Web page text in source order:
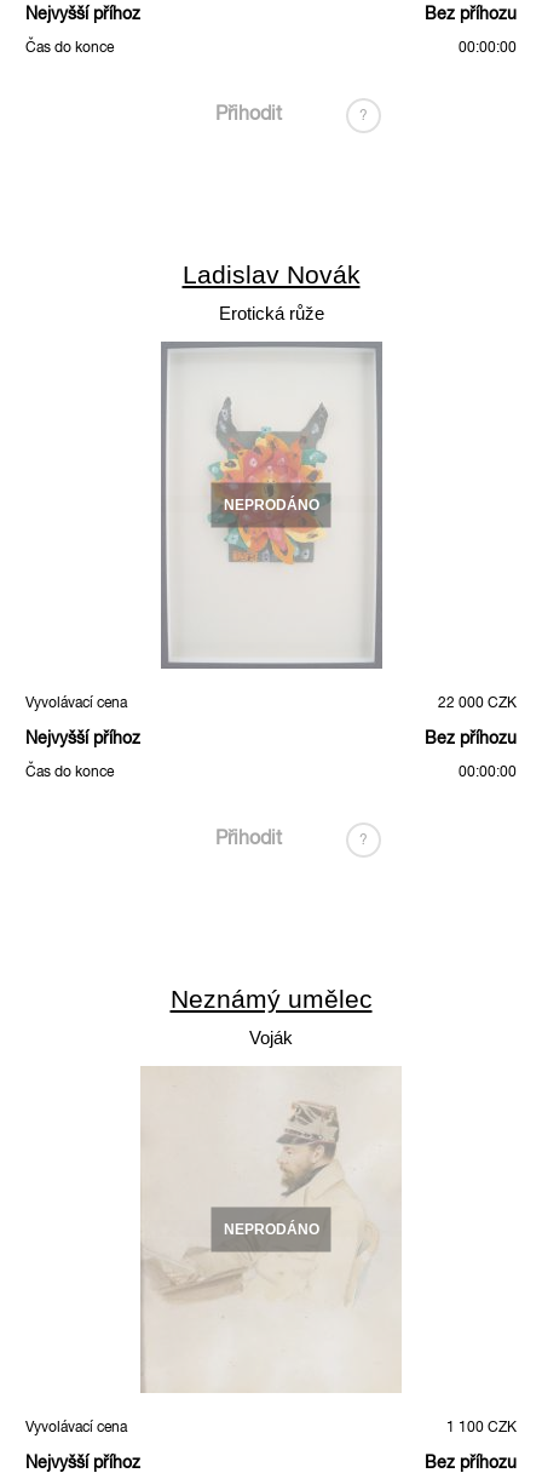
Nejvyšší příhoz Bez příhozu
Čas do konce 00:00:00
Přihodit ?
Ladislav Novák
Erotická růže
NEPRODÁNO
Vyvolávací cena 22 000 CZK
Nejvyšší příhoz Bez příhozu
Čas do konce 00:00:00
Přihodit ?
Neznámý umělec
Voják
NEPRODÁNO
Vyvolávací cena 1 100 CZK
Nejvyšší příhoz Bez příhozu